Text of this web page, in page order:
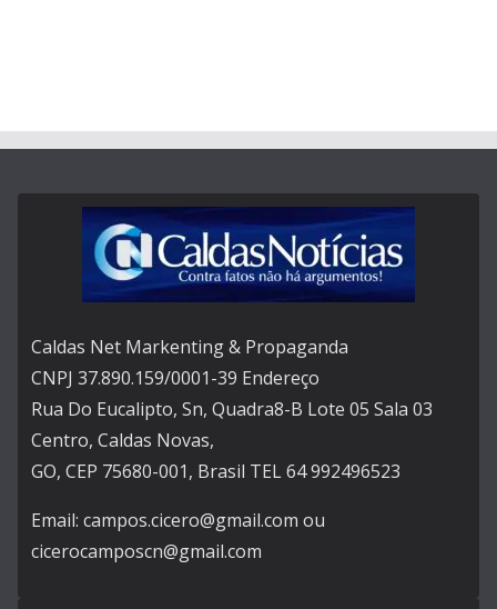
Caldas Net Markenting & Propaganda
CNPJ 37.890.159/0001-39 Endereço
Rua Do Eucalipto, Sn, Quadra8-B Lote 05 Sala 03
Centro, Caldas Novas,
GO, CEP 75680-001, Brasil TEL 64 992496523
Email: campos.cicero@gmail.com ou
cicerocamposcn@gmail.com